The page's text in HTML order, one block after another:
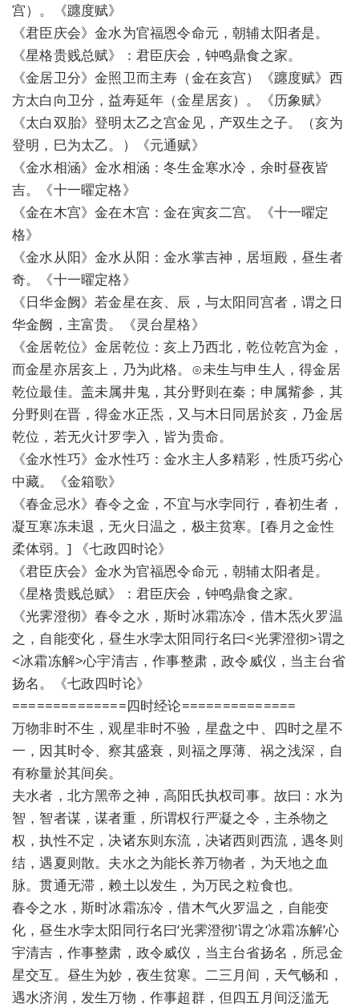
宫）。《躔度赋》
《君臣庆会》金水为官福恩令命元，朝辅太阳者是。
《星格贵贱总赋》：君臣庆会，钟鸣鼎食之家。
《金居卫分》金照卫而主寿（金在亥宫）《躔度赋》西
方太白向卫分，益寿延年（金星居亥）。《历象赋》
《太白双胎》登明太乙之宫金见，产双生之子。（亥为
登明，巳为太乙。）《元通赋》
《金水相涵》金水相涵：冬生金寒水冷，余时昼夜皆
吉。《十一曜定格》
《金在木宫》金在木宫：金在寅亥二宫。《十一曜定
格》
《金水从阳》金水从阳：金水掌吉神，居垣殿，昼生者
奇。《十一曜定格》
《日华金阙》若金星在亥、辰，与太阳同宫者，谓之日
华金阙，主富贵。《灵台星格》
《金居乾位》金居乾位：亥上乃西北，乾位乾宫为金，
而金星亦居亥上，乃为此格。⊙未生与申生人，得金居
乾位最佳。盖未属井鬼，其分野则在秦；申属觜参，其
分野则在晋，得金水正炁，又与木日同居於亥，乃金居
乾位，若无火计罗孛入，皆为贵命。
《金水性巧》金水性巧：金水主人多精彩，性质巧劣心
中藏。《金箱歌》
《春金忌水》春令之金，不宜与水孛同行，春初生者，
凝互寒冻未退，无火日温之，极主贫寒。[春月之金性
柔体弱。] 《七政四时论》
《君臣庆会》金水为官福恩令命元，朝辅太阳者是。
《星格贵贱总赋》：君臣庆会，钟鸣鼎食之家。
《光霁澄彻》春令之水，斯时冰霜冻冷，借木炁火罗温
之，自能变化，昼生水孛太阳同行名曰<光霁澄彻>谓之
<冰霜冻解>心宇清吉，作事整肃，政令威仪，当主台省
扬名。《七政四时论》
==============四时经论==============
万物非时不生，观星非时不验，星盘之中、四时之星不
一，因其时令、察其盛衰，则福之厚薄、祸之浅深，自
有称量於其间矣。
夫水者，北方黑帝之神，高阳氏执权司事。故曰：水为
智，智者谋，谋者重，所谓权行严凝之令，主杀物之
权，执性不定，决诸东则东流，决诸西则西流，遇冬则
结，遇夏则散。夫水之为能长养万物者，为天地之血
脉。贯通无滞，赖土以发生，为万民之粒食也。
春令之水，斯时冰霜冻冷，借木气火罗温之，自能变
化，昼生水孛太阳同行名曰‘光霁澄彻’谓之‘冰霜冻解’心
宇清吉，作事整肃，政令威仪，当主台省扬名，所忌金
星交互。昼生为妙，夜生贫寒。二三月间，天气畅和，
遇水济润，发生万物，作事超群，但四五月间泛滥无